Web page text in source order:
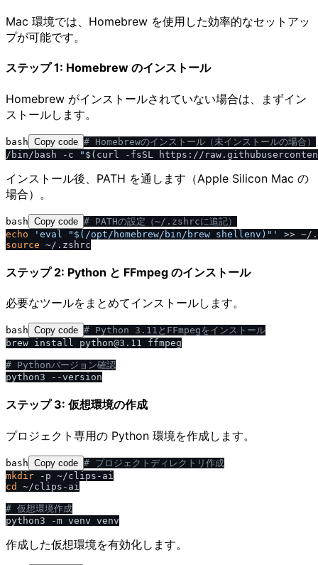
Mac 環境では、Homebrew を使用した効率的なセットアッ
プが可能です。
ステップ 1: Homebrew のインストール
Homebrew がインストールされていない場合は、まずイン
ストールします。
bash Copy code # Homebrewのインストール（未インストールの場合）
/bin/bash -c
" $(curl -fsSL https://
インストール後、PATH を通します（Apple Silicon Mac の
場合）。
bash Copy code # PATHの設定（~/ .zshrcに追記）
echo
'eval "$( /opt / homebrew/ bin / brew shellenv)"'
source
ステップ 2: Python と FFmpeg のインストール
必要なツールをまとめてインストールします。
bash Copy code # Python 3.11とFFmpegをインストール
brew install python@3.11 ffmpeg
# Pythonバージョン確認
ステップ 3: 仮想環境の作成
プロジェクト専用の Python 環境を作成します。
bash Copy code # プロジェクトディレクトリ作成
mkdir
cd
~/clips-ai
# 仮想環境作成
作成した仮想環境を有効化します。